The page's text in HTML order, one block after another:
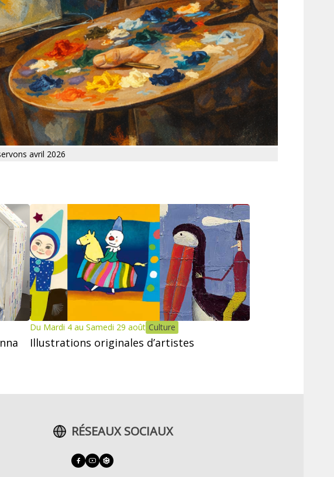
avril 2026
Du Mardi 4 au Samedi 29 août Culture
Illustrations originales d’artistes
RÉSEAUX SOCIAUX